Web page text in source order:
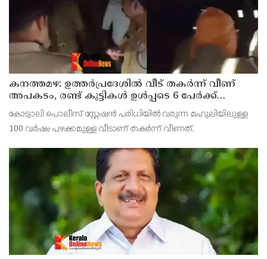
കനത്തമഴ: ഉത്തര്‍പ്രദേശില്‍ വീട് തകര്‍ന്ന് വീണ്
അപകടം, രണ്ട് കുട്ടികള്‍ ഉള്‍പ്പടെ 6 പേര്‍ക്ക്
ദാരുണാന്ത്യം
കോട്വാലി പൊലീസ് സ്റ്റേഷന്‍ പരിധിയില്‍ വരുന്ന മഹുലിയിലുള്ള
100 വര്‍ഷം പഴക്കമുള്ള വീടാണ് തകര്‍ന്ന് വീണത്.